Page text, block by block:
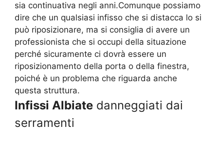
sia continuativa negli anni.Comunque possiamo
dire che un qualsiasi infisso che si distacca lo si
può riposizionare, ma si consiglia di avere un
professionista che si occupi della situazione
perché sicuramente ci dovrà essere un
riposizionamento della porta o della finestra,
poiché è un problema che riguarda anche
questa struttura.
Infissi Albiate danneggiati dai
serramenti